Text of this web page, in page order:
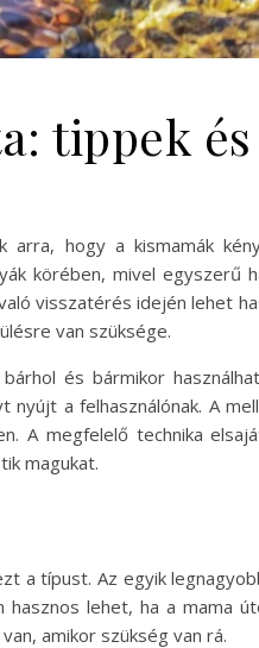
tippek
hogy a kismamák
körében, mivel egyszerű
visszatérés idején lehet
van szüksége.
és bármikor
a felhasználónak. A
A megfelelő technika
magukat.
a típust. Az egyik
lehet, ha a mama
amikor szükség van rá.